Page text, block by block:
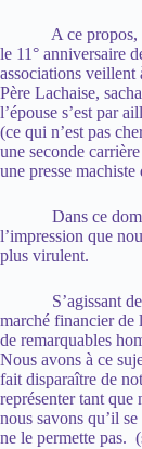
A ce propos, il
le 11° anniversaire
associations veillent
Père Lachaise,
l’épouse s’est par
(ce qui n’est pas
une seconde
une presse
Dans ce
l’impression que
plus virulent.
S’agissant de la
marché financier de
de remarquables
Nous avons à ce
fait disparaître de
représenter tant que
nous savons qu’il
ne le permette pas.